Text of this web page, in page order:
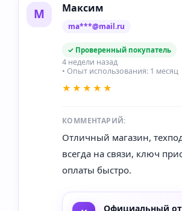
М Максим
ma***@mail.ru
✓ Проверенный покупатель
4 недели назад
• Опыт использования: 1 месяц
★★★★★
КОММЕНТАРИЙ:
Отличный магазин,
всегда на связи, ключ
оплаты быстро.
Официальный